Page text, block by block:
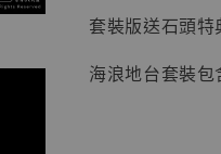
套裝版送石頭特
海浪地台套裝